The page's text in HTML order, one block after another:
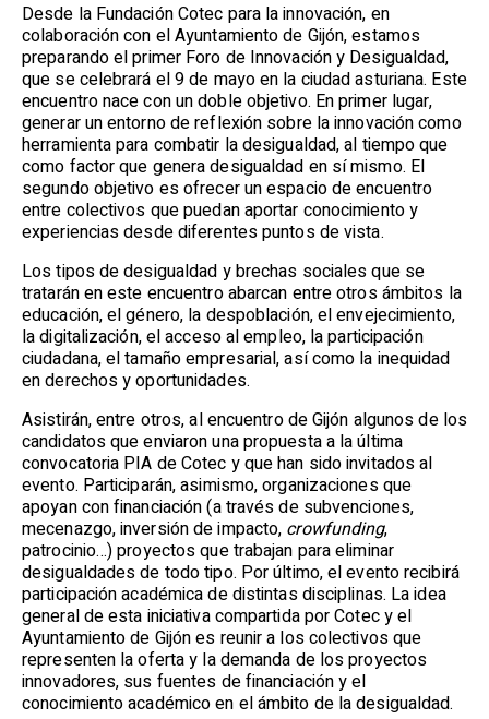
Desde la Fundación Cotec para la innovación, en
colaboración con el Ayuntamiento de Gijón, estamos
preparando el primer Foro de Innovación y Desigualdad,
que se celebrará el 9 de mayo en la ciudad asturiana. Este
encuentro nace con un doble objetivo. En primer lugar,
generar un entorno de reflexión sobre la innovación como
herramienta para combatir la desigualdad, al tiempo que
como factor que genera desigualdad en sí mismo. El
segundo objetivo es ofrecer un espacio de encuentro
entre colectivos que puedan aportar conocimiento y
experiencias desde diferentes puntos de vista.
Los tipos de desigualdad y brechas sociales que se
tratarán en este encuentro abarcan entre otros ámbitos la
educación, el género, la despoblación, el envejecimiento,
la digitalización, el acceso al empleo, la participación
ciudadana, el tamaño empresarial, así como la inequidad
en derechos y oportunidades.
Asistirán, entre otros, al encuentro de Gijón algunos de los
candidatos que enviaron una propuesta a la última
convocatoria PIA de Cotec y que han sido invitados al
evento. Participarán, asimismo, organizaciones que
apoyan con financiación (a través de subvenciones,
mecenazgo, inversión de impacto, crowfunding,
patrocinio…) proyectos que trabajan para eliminar
desigualdades de todo tipo. Por último, el evento recibirá
participación académica de distintas disciplinas. La idea
general de esta iniciativa compartida por Cotec y el
Ayuntamiento de Gijón es reunir a los colectivos que
representen la oferta y la demanda de los proyectos
innovadores, sus fuentes de financiación y el
conocimiento académico en el ámbito de la desigualdad.